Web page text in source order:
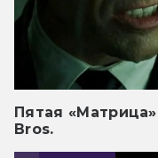
Пятая
Bros.